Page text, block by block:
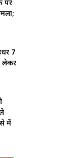
पर
7
लेकर
में